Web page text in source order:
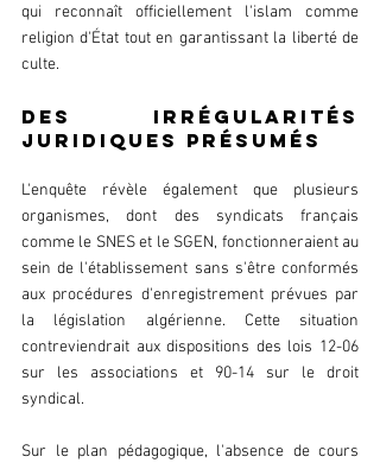
qui reconnaît officiellement l'islam comme
religion d'État tout en garantissant la liberté de
culte.
DES IRRÉGULARITÉS
JURIDIQUES PRÉSUMÉS
L'enquête révèle également que plusieurs
organismes, dont des syndicats français
comme le SNES et le SGEN, fonctionneraient au
sein de l'établissement sans s'être conformés
aux procédures d'enregistrement prévues par
la législation algérienne. Cette situation
contreviendrait aux dispositions des lois 12-06
sur les associations et 90-14 sur le droit
syndical.
Sur le plan pédagogique, l'absence de cours